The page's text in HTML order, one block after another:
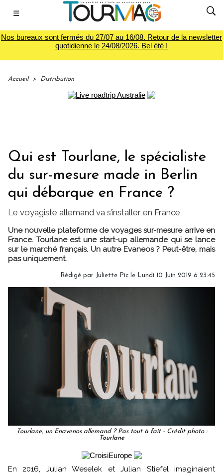
☰
Nos bureaux sont fermés du 27/07 au 16/08. Retour de la newsletter
quotidienne le 24/08/2026. Bel été !
Accueil > Distribution
Qui est Tourlane, le spécialiste
du sur-mesure made in Berlin
qui débarque en France ?
Le voyagiste allemand va s’installer en France
Une nouvelle plateforme de voyages sur-mesure arrive en
France. Tourlane est une start-up allemande qui se lance
sur le marché français. Un autre Evaneos ? Peut-être, mais
pas uniquement.
Rédigé par Juliette Pic le Lundi 10 Juin 2019 à 23:45
Tourlane, un Enavenos allemand ? Pas tout à fait - Crédit photo :
Tourlane
En 2016, Julian Weselek et Julian Stiefel imaginaient